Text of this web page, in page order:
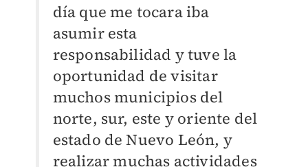
día que me tocara iba
asumir esta
responsabilidad y tuve la
oportunidad de visitar
muchos municipios del
norte, sur, este y oriente del
estado de Nuevo León, y
realizar muchas actividades